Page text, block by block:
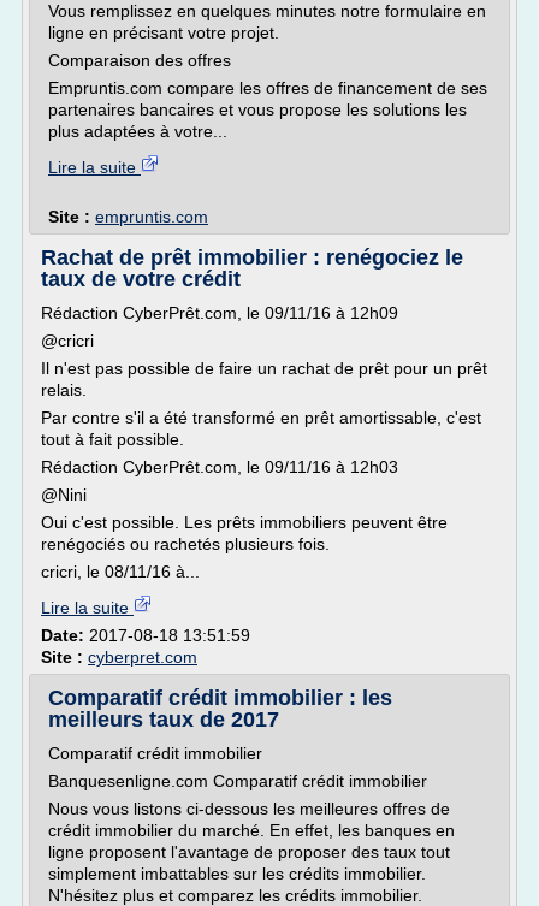
Vous remplissez en quelques minutes notre formulaire en
ligne en précisant votre projet.
Comparaison des offres
Empruntis.com compare les offres de financement de ses
partenaires bancaires et vous propose les solutions les
plus adaptées à votre...
Lire la suite
Site : empruntis.com
Rachat de prêt immobilier : renégociez le
taux de votre crédit
Rédaction CyberPrêt.com, le 09/11/16 à 12h09
@cricri
Il n'est pas possible de faire un rachat de prêt pour un prêt
relais.
Par contre s'il a été transformé en prêt amortissable, c'est
tout à fait possible.
Rédaction CyberPrêt.com, le 09/11/16 à 12h03
@Nini
Oui c'est possible. Les prêts immobiliers peuvent être
renégociés ou rachetés plusieurs fois.
cricri, le 08/11/16 à...
Lire la suite
Date: 2017-08-18 13:51:59
Site : cyberpret.com
Comparatif crédit immobilier : les
meilleurs taux de 2017
Comparatif crédit immobilier
Banquesenligne.com Comparatif crédit immobilier
Nous vous listons ci-dessous les meilleures offres de
crédit immobilier du marché. En effet, les banques en
ligne proposent l'avantage de proposer des taux tout
simplement imbattables sur les crédits immobilier.
N'hésitez plus et comparez les crédits immobilier.